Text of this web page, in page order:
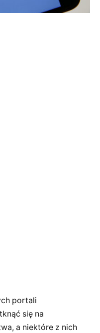
portali
się na
a niektóre z nich